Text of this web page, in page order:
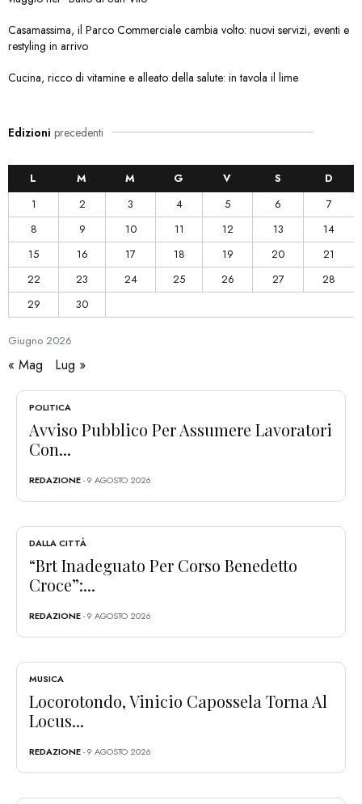
Casamassima, il Parco Commerciale cambia volto: nuovi servizi, eventi e
restyling in arrivo
Cucina, ricco di vitamine e alleato della salute: in tavola il lime
Edizioni precedenti
Giugno 2026
L M M G V S
D
1
2 3 4 5 6
7
8
9 10 11 12 13
14
15
16 17 18 19 20
21
22
23 24 25 26 27
28
29
30
« Mag Lug »
POLITICA
Avviso Pubblico Per Assumere Lavoratori
Con...
REDAZIONE- 9 AGOSTO 2026
DALLA CITTÀ
“Brt Inadeguato Per Corso Benedetto
Croce”:...
REDAZIONE- 9 AGOSTO 2026
MUSICA
Locorotondo, Vinicio Capossela Torna Al
Locus...
REDAZIONE- 9 AGOSTO 2026